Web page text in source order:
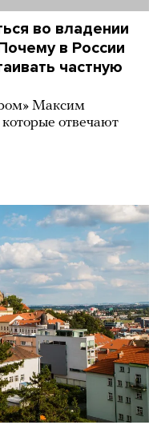
во владении
в России
частную
Максим
которые отвечают